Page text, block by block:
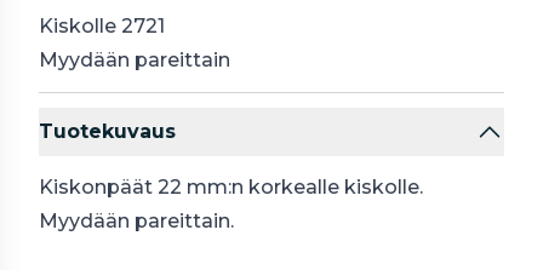
Kiskolle 2721
Myydään pareittain
Tuotekuvaus
Kiskonpäät 22 mm:n korkealle kiskolle.
Myydään pareittain.